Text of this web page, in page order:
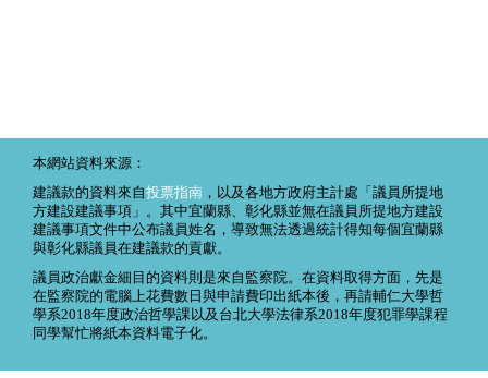
本網站資料來源：
建議款的資料來自投票指南 ，以及各地方政府主計處「議員所提地
方建設建議事項」。其中宜蘭縣、彰化縣並無在議員所提地方建設
建議事項文件中公布議員姓名，導致無法透過統計得知每個宜蘭縣
與彰化縣議員在建議款的貢獻。
議員政治獻金細目的資料則是來自監察院。在資料取得方面，先是
在監察院的電腦上花費數日與申請費印出紙本後，再請輔仁大學哲
學系2018年度政治哲學課以及台北大學法律系2018年度犯罪學課程
同學幫忙將紙本資料電子化。